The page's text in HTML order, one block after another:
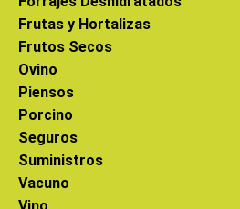
Frutas y Hortalizas
Frutos Secos
Ovino
Piensos
Porcino
Seguros
Suministros
Vacuno